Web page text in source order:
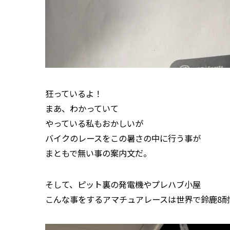
狂っているよ！
まあ、わかっていて
やっている私もおかしいが
バイクのレースをこの暑さの中に行う事が
まともで無い事の案内文だ。
そして、ピット裏の発電機やプレハブ小屋
こんな事をするアマチュアレースは世界で鈴鹿8